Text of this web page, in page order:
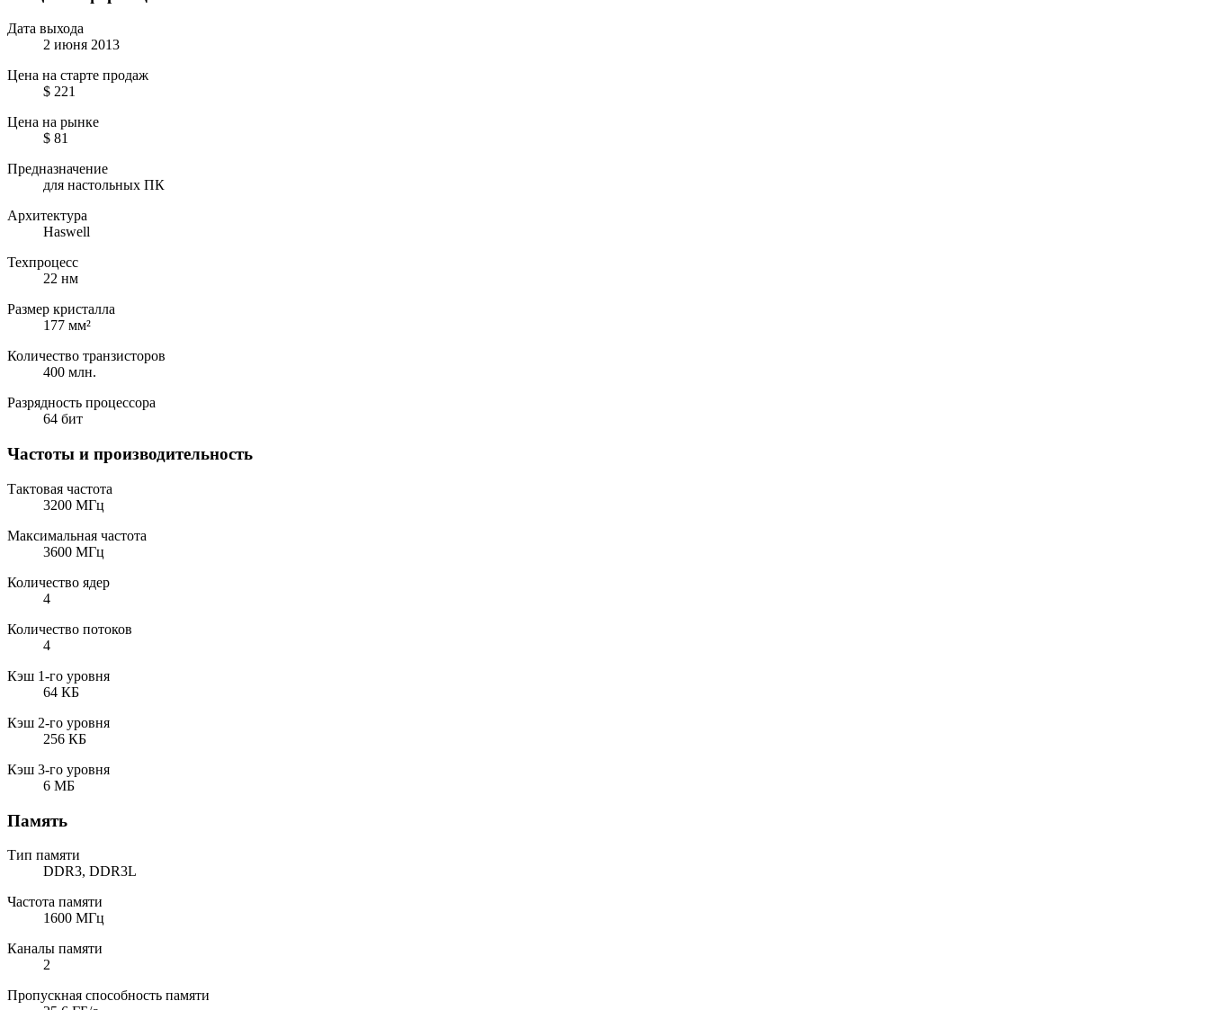
Дата выхода
2 июня 2013
Цена на старте продаж
$ 221
Цена на рынке
$ 81
Предназначение
для настольных ПК
Архитектура
Haswell
Техпроцесс
22 нм
Размер кристалла
177 мм²
Количество транзисторов
400 млн.
Разрядность процессора
64 бит
Частоты и производительность
Тактовая частота
3200 МГц
Максимальная частота
3600 МГц
Количество ядер
4
Количество потоков
4
Кэш 1-го уровня
64 КБ
Кэш 2-го уровня
256 КБ
Кэш 3-го уровня
6 МБ
Память
Тип памяти
DDR3, DDR3L
Частота памяти
1600 МГц
Каналы памяти
2
Пропускная способность памяти